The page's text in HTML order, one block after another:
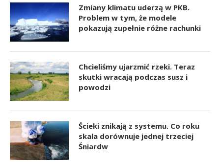
Zmiany klimatu uderzą w PKB.
Problem w tym, że modele
pokazują zupełnie różne rachunki
Chcieliśmy ujarzmić rzeki. Teraz
skutki wracają podczas susz i
powodzi
Ścieki znikają z systemu. Co roku
skala dorównuje jednej trzeciej
Śniardw